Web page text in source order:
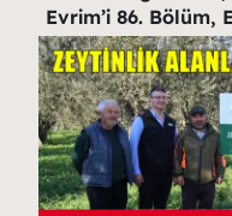
Evrim’i 86. Bölüm,